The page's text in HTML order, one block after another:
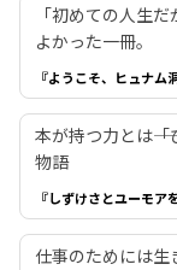
「初めての人生
よかった一冊。
『ようこそ、ヒュナム
本が持つ力とは――
物語
『しずけさとユーモア
仕事のためには生